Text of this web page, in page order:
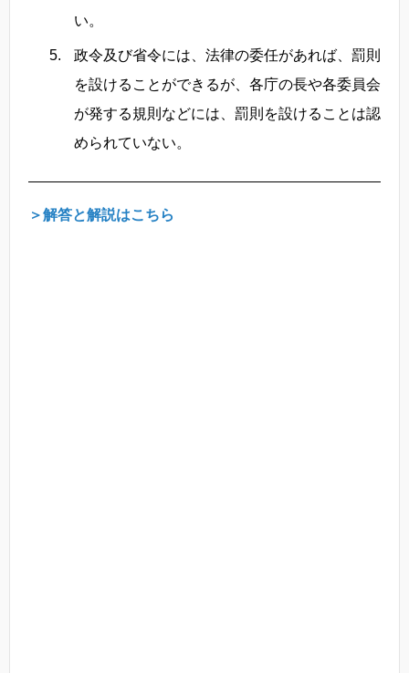
い。
政令及び省令には、法律の委任があれば、罰則
を設けることができるが、各庁の長や各委員会
が発する規則などには、罰則を設けることは認
められていない。
＞解答と解説はこちら